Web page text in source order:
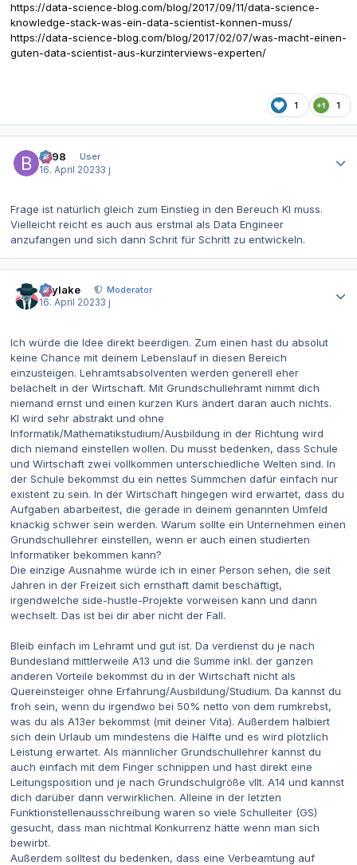
https://data-science-blog.com/blog/2017/09/11/data-science-
knowledge-stack-was-ein-data-scientist-konnen-muss/
https://data-science-blog.com/blog/2017/02/07/was-macht-einen-
guten-data-scientist-aus-kurzinterviews-experten/
1 1
be98
User
16. April 20233 j
Frage ist natürlich gleich zum Einstieg in den Bereuch KI muss.
Vielleicht reicht es auch aus erstmal als Data Engineer
anzufangen und sich dann Schrit für Schritt zu entwickeln.
skylake
Moderator
16. April 20233 j
Ich würde die Idee direkt beerdigen. Zum einen hast du absolut
keine Chance mit deinem Lebenslauf in diesen Bereich
einzusteigen. Lehramtsabsolventen werden generell eher
belächelt in der Wirtschaft. Mit Grundschullehramt nimmt dich
niemand ernst und einen kurzen Kurs ändert daran auch nichts.
KI wird sehr abstrakt und ohne
Informatik/Mathematikstudium/Ausbildung in der Richtung wird
dich niemand einstellen wollen. Du musst bedenken, dass Schule
und Wirtschaft zwei vollkommen unterschiedliche Welten sind. In
der Schule bekommst du ein nettes Sümmchen dafür einfach nur
existent zu sein. In der Wirtschaft hingegen wird erwartet, dass du
Aufgaben abarbeitest, die gerade in deinem genannten Umfeld
knackig schwer sein werden. Warum sollte ein Unternehmen einen
Grundschullehrer einstellen, wenn er auch einen studierten
Informatiker bekommen kann?
Die einzige Ausnahme würde ich in einer Person sehen, die seit
Jahren in der Freizeit sich ernsthaft damit beschäftigt,
irgendwelche side-hustle-Projekte vorweisen kann und dann
wechselt. Das ist bei dir aber nicht der Fall.
Bleib einfach im Lehramt und gut ist. Da verdienst du je nach
Bundesland mittlerweile A13 und die Summe inkl. der ganzen
anderen Vorteile bekommst du in der Wirtschaft nicht als
Quereinsteiger ohne Erfahrung/Ausbildung/Studium. Da kannst du
froh sein, wenn du irgendwo bei 50% netto von dem rumkrebst,
was du als A13er bekommst (mit deiner Vita). Außerdem halbiert
sich dein Urlaub um mindestens die Hälfte und es wird plötzlich
Leistung erwartet. Als männlicher Grundschullehrer kannst du
auch einfach mit dem Finger schnippen und hast direkt eine
Leitungsposition und je nach Grundschulgröße vllt. A14 und kannst
dich darüber dann verwirklichen. Alleine in der letzten
Funktionstellenausschreibung waren so viele Schulleiter (GS)
gesucht, dass man nichtmal Konkurrenz hätte wenn man sich
bewirbt.
Außerdem solltest du bedenken, dass eine Verbeamtung auf